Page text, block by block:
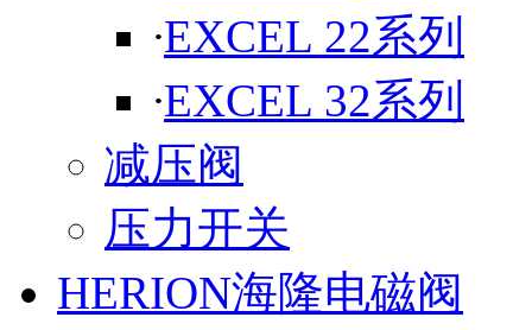
·EXCEL 22系列
·EXCEL 32系列
减压阀
压力开关
HERION海隆电磁阀